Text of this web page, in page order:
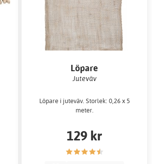
Löpare
Juteväv
Löpare i juteväv. Storlek: 0,26 x 5
meter.
129 kr